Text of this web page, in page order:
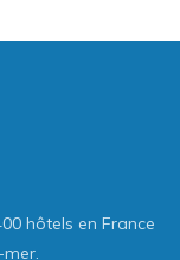
hôtels en France